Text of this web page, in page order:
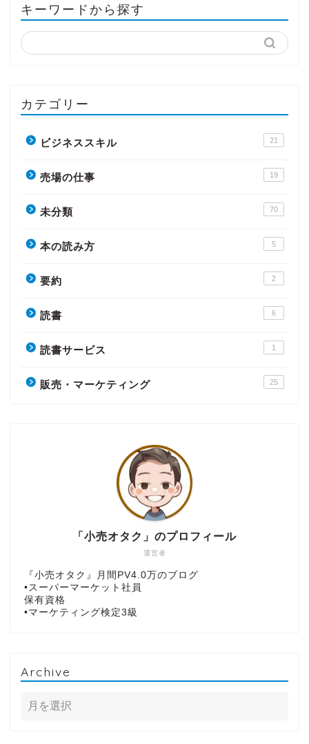
キーワードから探す
カテゴリー
ビジネススキル 21
売場の仕事 19
未分類 70
本の読み方 5
要約 2
読書 6
読書サービス 1
販売・マーケティング 25
運営者
「小売オタク」のプロフィール
『小売オタク』月間PV4.0万のブログ
•スーパーマーケット社員
保有資格
•マーケティング検定3級
Archive